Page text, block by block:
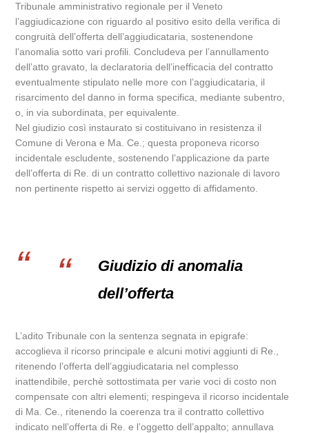
Tribunale amministrativo regionale per il Veneto
l’aggiudicazione con riguardo al positivo esito della verifica di
congruità dell’offerta dell’aggiudicataria, sostenendone
l’anomalia sotto vari profili. Concludeva per l’annullamento
dell’atto gravato, la declaratoria dell’inefficacia del contratto
eventualmente stipulato nelle more con l’aggiudicataria, il
risarcimento del danno in forma specifica, mediante subentro,
o, in via subordinata, per equivalente.
Nel giudizio così instaurato si costituivano in resistenza il
Comune di Verona e Ma. Ce.; questa proponeva ricorso
incidentale escludente, sostenendo l’applicazione da parte
dell’offerta di Re. di un contratto collettivo nazionale di lavoro
non pertinente rispetto ai servizi oggetto di affidamento.
Giudizio di anomalia
dell’offerta
L’adito Tribunale con la sentenza segnata in epigrafe:
accoglieva il ricorso principale e alcuni motivi aggiunti di Re.,
ritenendo l’offerta dell’aggiudicataria nel complesso
inattendibile, perchè sottostimata per varie voci di costo non
compensate con altri elementi; respingeva il ricorso incidentale
di Ma. Ce., ritenendo la coerenza tra il contratto collettivo
indicato nell’offerta di Re. e l’oggetto dell’appalto; annullava